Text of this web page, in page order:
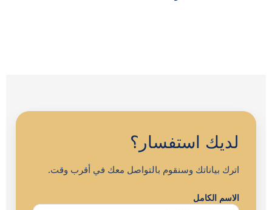
لديك استفسار؟
اترك بياناتك وسنقوم بالتواصل معك في أقرب وقت.
الاسم الكامل